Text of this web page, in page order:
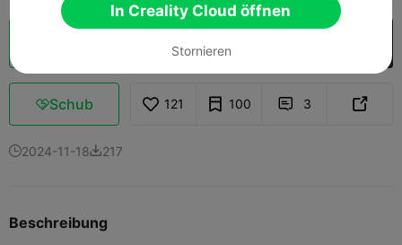
In Creality Cloud öffnen
Schub 121 100  3 
2024-11-18217
Beschreibung
In Creality Cloud öffnen
Stornieren